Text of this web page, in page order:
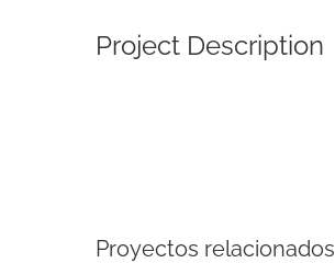
Project Description
Proyectos relacionados